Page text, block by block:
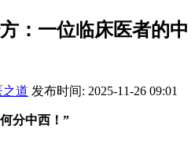
：一位临床医者的中
之道 发布时间: 2025-11-26 09:01
分中西！”